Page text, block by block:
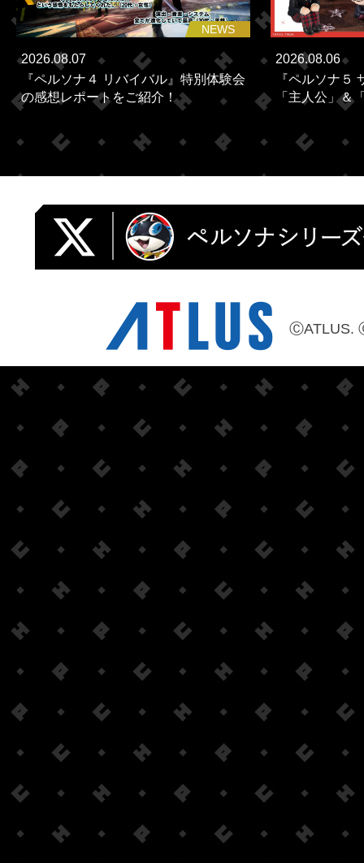
NEWS
2026.08.07
『ペルソナ４ リバイバル』特別体験会
の感想レポートをご紹介！
2026.08.06
『ペルソナ５
「主人公」＆
ⒸATLUS.